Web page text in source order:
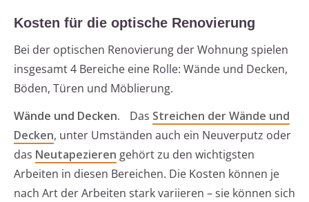
Kosten für die optische Renovierung
Bei der optischen Renovierung der Wohnung spielen
insgesamt 4 Bereiche eine Rolle: Wände und Decken,
Böden, Türen und Möblierung.
Wände und Decken.
Das Streichen der Wände und
Decken, unter Umständen auch ein Neuverputz oder
das Neutapezieren gehört zu den wichtigsten
Arbeiten in diesen Bereichen. Die Kosten können je
nach Art der Arbeiten stark variieren – sie können sich